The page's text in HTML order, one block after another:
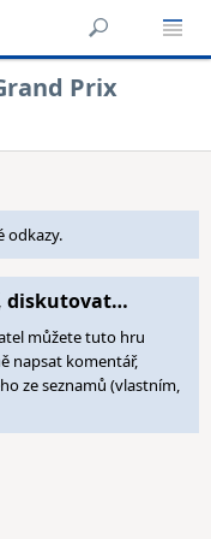
Prix
odkazy.
diskutovat…
můžete tuto hru
napsat komentář,
ze seznamů (vlastním,